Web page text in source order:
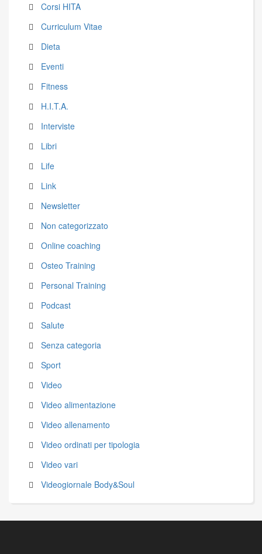
Corsi HITA
Curriculum Vitae
Dieta
Eventi
Fitness
H.I.T.A.
Interviste
Libri
Life
Link
Newsletter
Non categorizzato
Online coaching
Osteo Training
Personal Training
Podcast
Salute
Senza categoria
Sport
Video
Video alimentazione
Video allenamento
Video ordinati per tipologia
Video vari
Videogiornale Body&Soul